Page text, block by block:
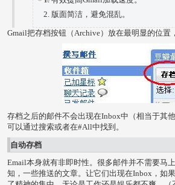
版面简洁，避免混乱。
Gmail把存档按钮（Archive）放在最明显的位置
存档之后的邮件不会出现在Inbox中（相当于其
可以通过搜索或者在#All中找到。
自动存档
Email本身就有非即时性。很多邮件并不需要马
知，一些推送的文章。让它们出现在Inbox，如